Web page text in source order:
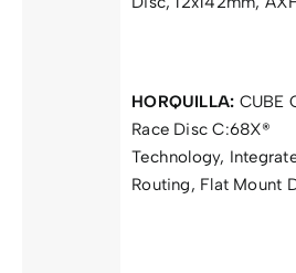
HORQUILLA: CUBE
Race Disc C:68X®
Technology,
Routing, Flat Mount